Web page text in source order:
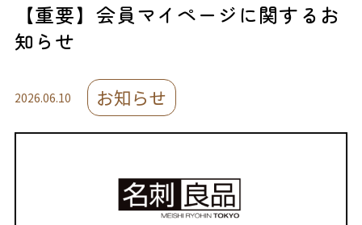
【重要】会員マイページに関するお
知らせ
2026.06.10 お知らせ